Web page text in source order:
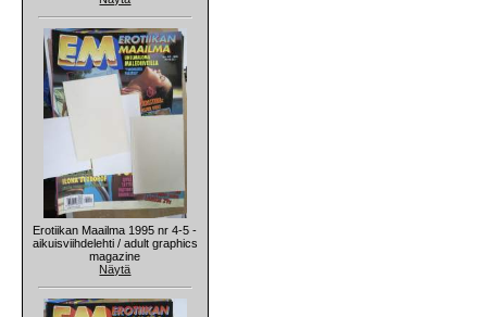
Erotiikan Maailma 1995 nr 4-5 -
aikuisviihdelehti / adult graphics
magazine
Näytä